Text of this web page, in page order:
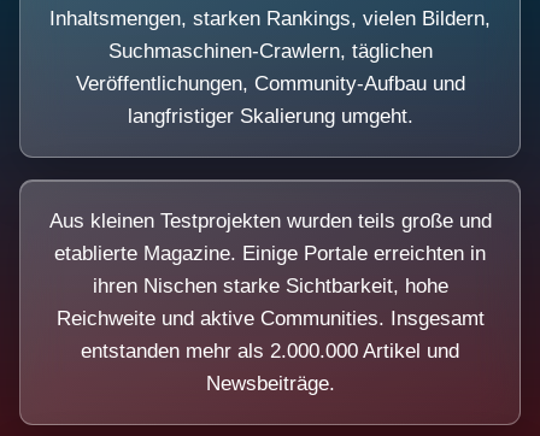
Inhaltsmengen, starken Rankings, vielen Bildern,
Suchmaschinen-Crawlern, täglichen
Veröffentlichungen, Community-Aufbau und
langfristiger Skalierung umgeht.
Aus kleinen Testprojekten wurden teils große und
etablierte Magazine. Einige Portale erreichten in
ihren Nischen starke Sichtbarkeit, hohe
Reichweite und aktive Communities. Insgesamt
entstanden mehr als 2.000.000 Artikel und
Newsbeiträge.